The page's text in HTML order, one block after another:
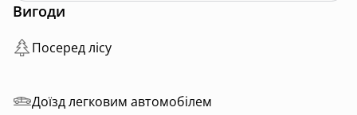
Вигоди
Посеред лісу
Доїзд легковим автомобілем